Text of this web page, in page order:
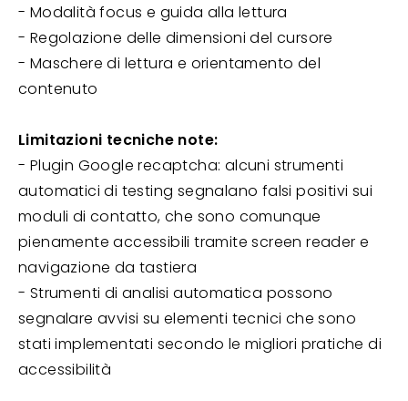
- Modalità focus e guida alla lettura
- Regolazione delle dimensioni del cursore
- Maschere di lettura e orientamento del
contenuto
Limitazioni tecniche note:
- Plugin Google recaptcha: alcuni strumenti
automatici di testing segnalano falsi positivi sui
moduli di contatto, che sono comunque
pienamente accessibili tramite screen reader e
navigazione da tastiera
- Strumenti di analisi automatica possono
segnalare avvisi su elementi tecnici che sono
stati implementati secondo le migliori pratiche di
accessibilità